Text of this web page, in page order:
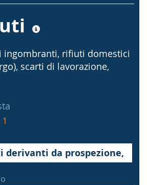
ingombranti, rifiuti domestici
scarti di lavorazione,